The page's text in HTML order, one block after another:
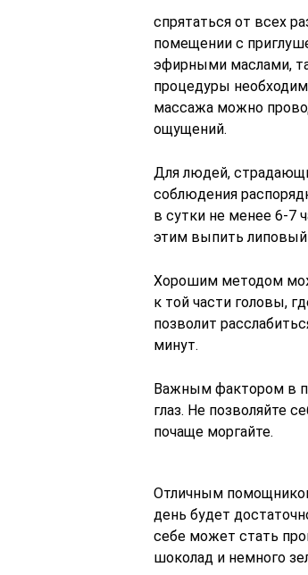
спрятаться от всех
помещении с
эфирными маслами,
процедуры
массажа можно
ощущений.
Для людей,
соблюдения
в сутки не менее 6-7
этим выпить липовый
Хорошим методом
к той части головы,
позволит
минут.
Важным фактором в
глаз. Не позволяйте
почаще моргайте.
Отличным
день будет
себе может стать
шоколад и немного